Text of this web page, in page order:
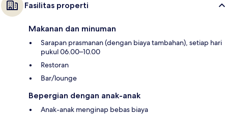
Fasilitas properti
Makanan dan minuman
Sarapan prasmanan (dengan biaya tambahan), setiap hari
pukul 06.00–10.00
Restoran
Bar/lounge
Bepergian dengan anak-anak
Anak-anak menginap bebas biaya